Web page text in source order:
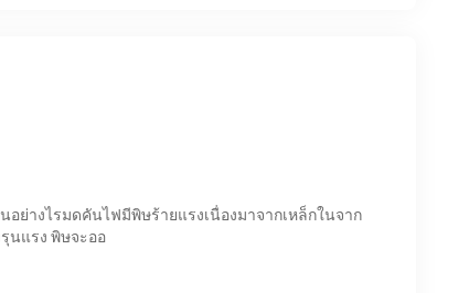
ย่างไรมดคันไฟมีพิษร้ายแรงเนื่องมาจากเหล็กในจาก
นแรง พิษจะออ